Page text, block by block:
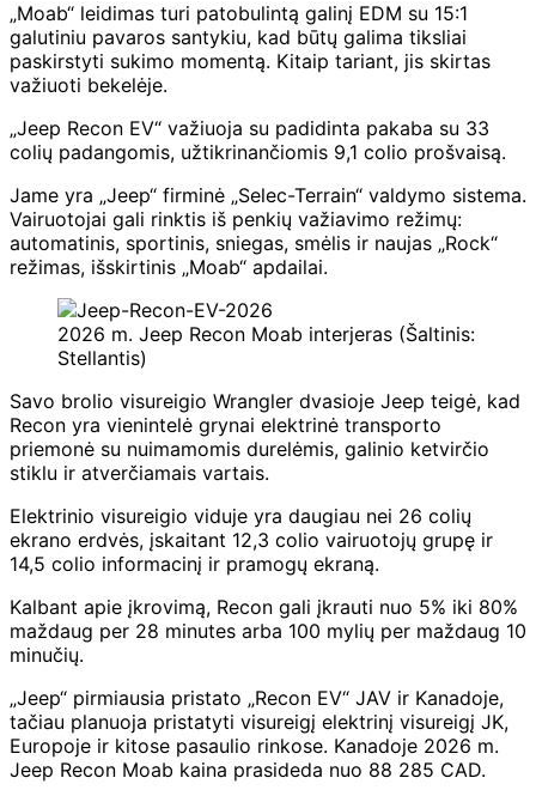
„Moab“ leidimas turi patobulintą galinį EDM su 15:1
galutiniu pavaros santykiu, kad būtų galima tiksliai
paskirstyti sukimo momentą. Kitaip tariant, jis skirtas
važiuoti bekelėje.
„Jeep Recon EV“ važiuoja su padidinta pakaba su 33
colių padangomis, užtikrinančiomis 9,1 colio prošvaisą.
Jame yra „Jeep“ firminė „Selec-Terrain“ valdymo sistema.
Vairuotojai gali rinktis iš penkių važiavimo režimų:
automatinis, sportinis, sniegas, smėlis ir naujas „Rock“
režimas, išskirtinis „Moab“ apdailai.
2026 m. Jeep Recon Moab interjeras (Šaltinis:
Stellantis)
Savo brolio visureigio Wrangler dvasioje Jeep teigė, kad
Recon yra vienintelė grynai elektrinė transporto
priemonė su nuimamomis durelėmis, galinio ketvirčio
stiklu ir atverčiamais vartais.
Elektrinio visureigio viduje yra daugiau nei 26 colių
ekrano erdvės, įskaitant 12,3 colio vairuotojų grupę ir
14,5 colio informacinį ir pramogų ekraną.
Kalbant apie įkrovimą, Recon gali įkrauti nuo 5% iki 80%
maždaug per 28 minutes arba 100 mylių per maždaug 10
minučių.
„Jeep“ pirmiausia pristato „Recon EV“ JAV ir Kanadoje,
tačiau planuoja pristatyti visureigį elektrinį visureigį JK,
Europoje ir kitose pasaulio rinkose. Kanadoje 2026 m.
Jeep Recon Moab kaina prasideda nuo 88 285 CAD.